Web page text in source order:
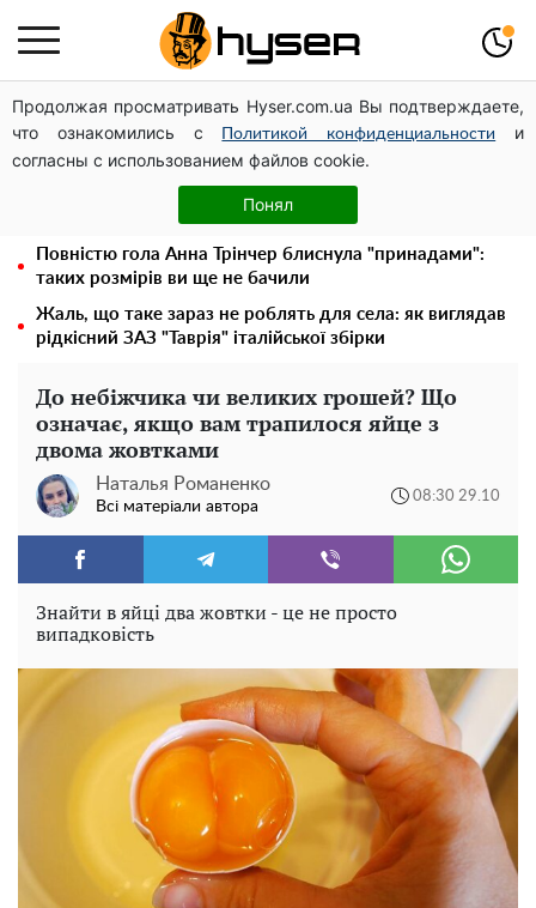
Продолжая просматривать Hyser.com.ua Вы подтверждаете,
что ознакомились с
Политикой конфиденциальности
и
согласны с использованием файлов cookie.
Понял
Дрони із націнкою: Олександр Конотопський вивів
мільйони оборонного бюджету через фіктивну фірму в
Естонії
Гола Олена Тополя у цікавих позах змусила відвисати
щелепи: злив відео – було лише початком
Повністю гола Анна Трінчер блиснула "принадами":
таких розмірів ви ще не бачили
Жаль, що таке зараз не роблять для села: як виглядав
рідкісний ЗАЗ "Таврія" італійської збірки
До небіжчика чи великих грошей? Що
означає, якщо вам трапилося яйце з
двома жовтками
Наталья Романенко
Всі матеріали автора
08:30 29.10
Знайти в яйці два жовтки - це не просто
випадковість